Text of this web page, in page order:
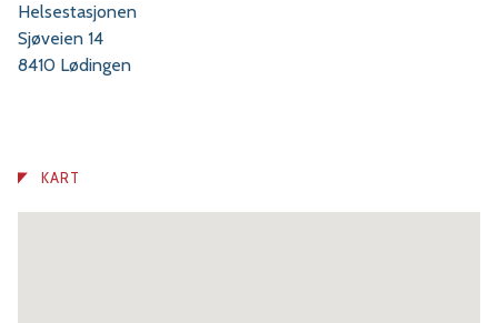
Helsestasjonen
Sjøveien 14
8410 Lødingen
KART